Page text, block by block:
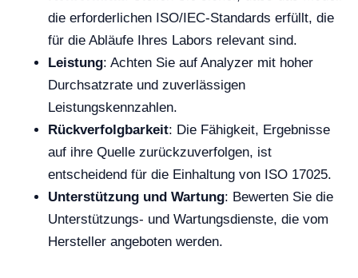
die erforderlichen ISO/IEC-Standards erfüllt, die
für die Abläufe Ihres Labors relevant sind.
Leistung: Achten Sie auf Analyzer mit hoher
Durchsatzrate und zuverlässigen
Leistungskennzahlen.
Rückverfolgbarkeit: Die Fähigkeit, Ergebnisse
auf ihre Quelle zurückzuverfolgen, ist
entscheidend für die Einhaltung von ISO 17025.
Unterstützung und Wartung: Bewerten Sie die
Unterstützungs- und Wartungsdienste, die vom
Hersteller angeboten werden.